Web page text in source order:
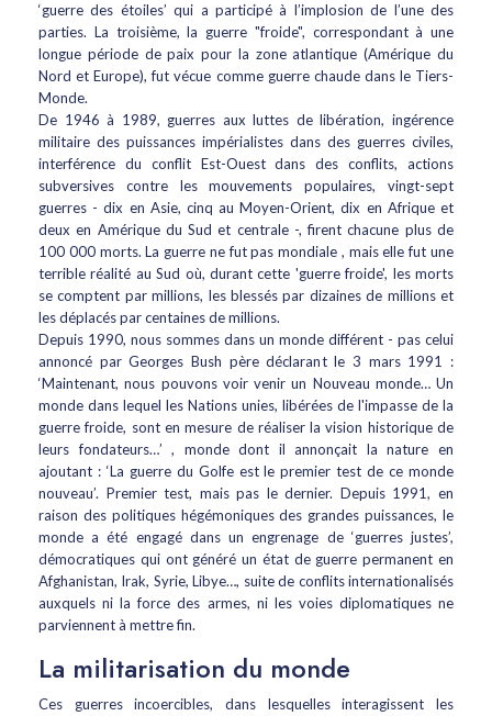
‘guerre des étoiles’ qui a participé à l’implosion de l’une des
parties. La troisième, la guerre "froide", correspondant à une
longue période de paix pour la zone atlantique (Amérique du
Nord et Europe), fut vécue comme guerre chaude dans le Tiers-
Monde.
De 1946 à 1989, guerres aux luttes de libération, ingérence
militaire des puissances impérialistes dans des guerres civiles,
interférence du conflit Est-Ouest dans des conflits, actions
subversives contre les mouvements populaires, vingt-sept
guerres - dix en Asie, cinq au Moyen-Orient, dix en Afrique et
deux en Amérique du Sud et centrale -, firent chacune plus de
100 000 morts. La guerre ne fut pas mondiale , mais elle fut une
terrible réalité au Sud où, durant cette 'guerre froide', les morts
se comptent par millions, les blessés par dizaines de millions et
les déplacés par centaines de millions.
Depuis 1990, nous sommes dans un monde différent - pas celui
annoncé par Georges Bush père déclarant le 3 mars 1991 :
‘Maintenant, nous pouvons voir venir un Nouveau monde… Un
monde dans lequel les Nations unies, libérées de l'impasse de la
guerre froide, sont en mesure de réaliser la vision historique de
leurs fondateurs…’ , monde dont il annonçait la nature en
ajoutant : ‘La guerre du Golfe est le premier test de ce monde
nouveau’. Premier test, mais pas le dernier. Depuis 1991, en
raison des politiques hégémoniques des grandes puissances, le
monde a été engagé dans un engrenage de ‘guerres justes’,
démocratiques qui ont généré un état de guerre permanent en
Afghanistan, Irak, Syrie, Libye…, suite de conflits internationalisés
auxquels ni la force des armes, ni les voies diplomatiques ne
parviennent à mettre fin.
La militarisation du monde
Ces guerres incoercibles, dans lesquelles interagissent les